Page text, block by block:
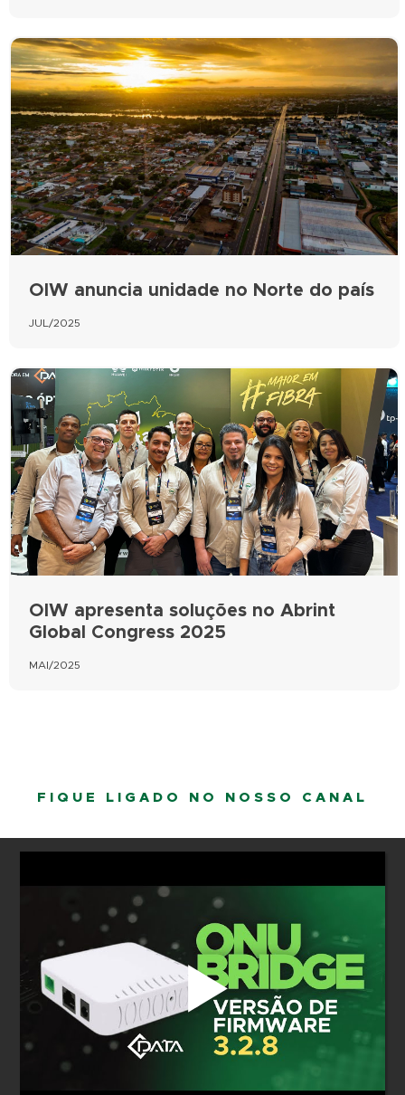
OIW anuncia unidade no Norte do país
JUL/2025
OIW apresenta soluções no Abrint
Global Congress 2025
MAI/2025
FIQUE LIGADO NO NOSSO CANAL